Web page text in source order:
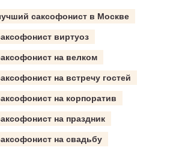
саксофонист в Москве
виртуоз
на велком
на встречу гостей
на корпоратив
на праздник
на свадьбу